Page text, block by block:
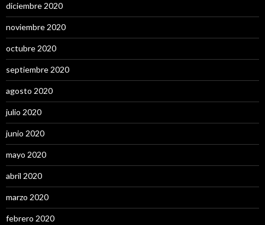
diciembre 2020
noviembre 2020
octubre 2020
septiembre 2020
agosto 2020
julio 2020
junio 2020
mayo 2020
abril 2020
marzo 2020
febrero 2020